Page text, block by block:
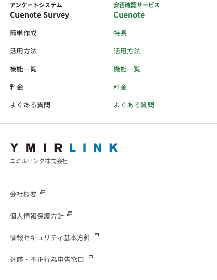
アンケートシステム
Cuenote Survey
簡単作成
活用方法
機能一覧
料金
よくある質問
安否確認サービス
Cuenote
特長
活用方法
機能一覧
料金
よくある質問
ユミルリンク株式会社
会社概要
個人情報保護方針
情報セキュリティ基本方針
迷惑・不正行為申告窓口